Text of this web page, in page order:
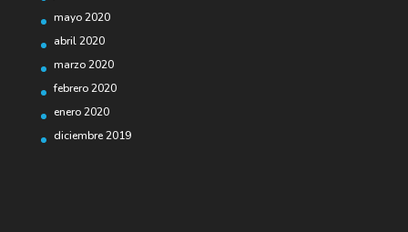
mayo 2020
abril 2020
marzo 2020
febrero 2020
enero 2020
diciembre 2019